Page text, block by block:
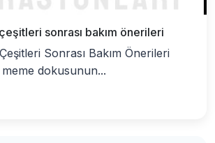
sonrası bakım önerileri
Sonrası Bakım Önerileri
dokusunun...